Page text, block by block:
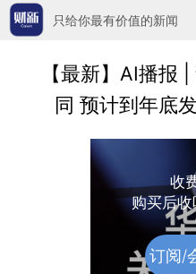
只给你最有价值的新闻
【最新】AI播报
同 预计到年底
收
购买后
订阅/